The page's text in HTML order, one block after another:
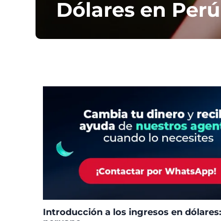
Dólares en Perú
Introducción a los ingresos en